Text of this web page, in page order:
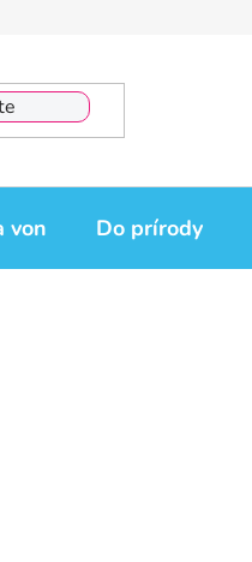
von Do prírody